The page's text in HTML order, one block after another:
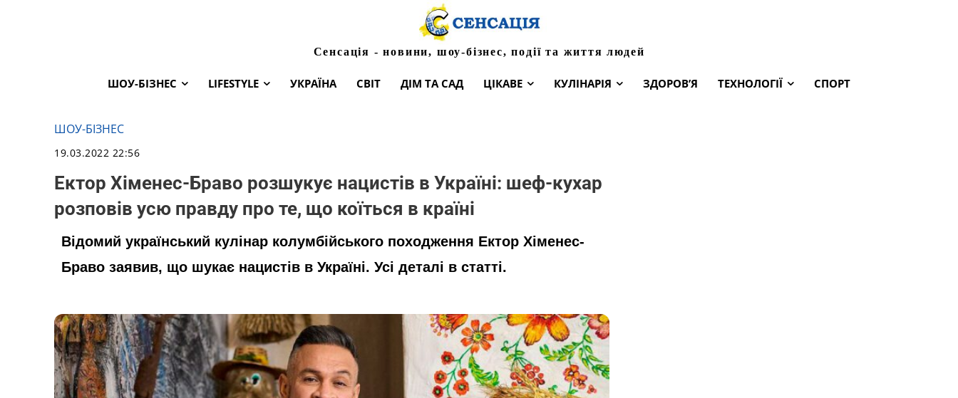
Сенсація - новини, шоу-бізнес, події та життя людей
ШОУ-БІЗНЕС LIFESTYLE УКРАЇНА СВІТ ДІМ ТА САД ЦІКАВЕ КУЛІНАРІЯ ЗДОРОВ’Я ТЕХНОЛОГІЇ СПОРТ
ШОУ-БІЗНЕС
19.03.2022 22:56
Ектор Хіменес-Браво розшукує нацистів в Україні: шеф-кухар
розповів усю правду про те, що коїться в країні
Відомий український кулінар колумбійського походження Ектор Хіменес-
Браво заявив, що шукає нацистів в Україні. Усі деталі в статті.